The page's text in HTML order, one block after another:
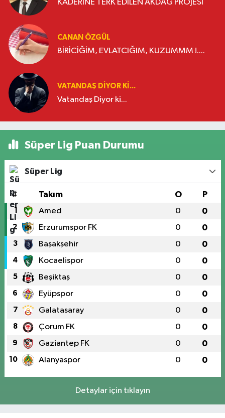
KADERİNE TERK EDİLEN AKDAĞ PROJESİ
CANAN ÖZGÜL
BİRİCİĞİM, EVLATCIĞIM, KUZUMMM !....
VATANDAŞ DIYOR KI...
Vatandaş Diyor ki...
Süper Lig Puan Durumu
Süper Lig
# Takım O P
1 Amed 0 0
2 Erzurumspor FK 0 0
3 Başakşehir 0 0
4 Kocaelispor 0 0
5 Beşiktaş 0 0
6 Eyüpspor 0 0
7 Galatasaray 0 0
8 Çorum FK 0 0
9 Gaziantep FK 0 0
10 Alanyaspor 0 0
Detaylar için tıklayın